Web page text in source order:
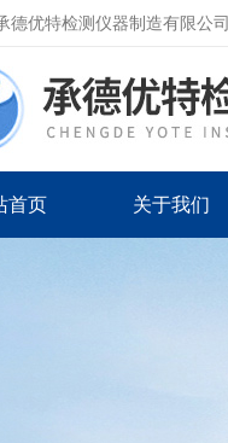
德优特检测仪器制造有限公
首页 关于我们